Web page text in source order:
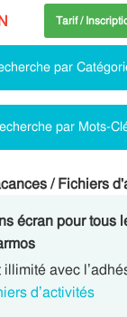
Tarif /
par
par Mots-
/ Fichiers
écran pour tous
avec
d’activités